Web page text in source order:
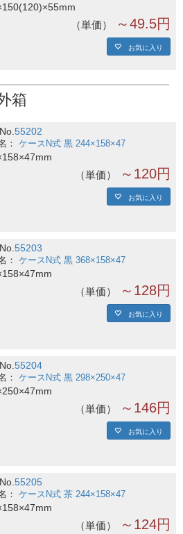
単価 ～49.5円
お気に入り
箱
55202
ケースN式 黒 244×158×47
単価 ～120円
お気に入り
55203
ケースN式 黒 368×158×47
単価 ～128円
お気に入り
55204
ケースN式 黒 298×250×47
単価 ～146円
お気に入り
55205
ケースN式 茶 244×158×47
単価 ～124円